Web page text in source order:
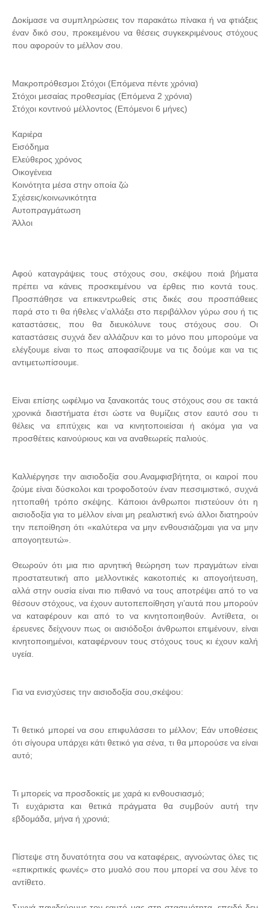
Δοκίμασε να συμπληρώσεις τον παρακάτω πίνακα ή να φτιάξεις
έναν δικό σου, προκειμένου να θέσεις συγκεκριμένους στόχους
που αφορούν το μέλλον σου.
Μακροπρόθεσμοι Στόχοι (Επόμενα πέντε χρόνια)
Στόχοι μεσαίας προθεσμίας (Επόμενα 2 χρόνια)
Στόχοι κοντινού μέλλοντος (Επόμενοι 6 μήνες)
Καριέρα
Εισόδημα
Ελεύθερος χρόνος
Οικογένεια
Κοινότητα μέσα στην οποία ζώ
Σχέσεις/κοινωνικότητα
Αυτοπραγμάτωση
Άλλοι
Αφού καταγράψεις τους στόχους σου, σκέψου ποιά βήματα
πρέπει να κάνεις προσκειμένου να έρθεις πιο κοντά τους.
Προσπάθησε να επικεντρωθείς στις δικές σου προσπάθειες
παρά στο τι θα ήθελες ν’αλλάξει στο περιβάλλον γύρω σου ή τις
καταστάσεις, που θα διευκόλυνε τους στόχους σου. Οι
καταστάσεις συχνά δεν αλλάζουν και το μόνο που μπορούμε να
ελέγξουμε είναι το πως αποφασίζουμε να τις δούμε και να τις
αντιμετωπίσουμε.
Είναι επίσης ωφέλιμο να ξανακοιτάς τους στόχους σου σε τακτά
χρονικά διαστήματα έτσι ώστε να θυμίζεις στον εαυτό σου τι
θέλεις να επιτύχεις και να κινητοποιείσαι ή ακόμα για να
προσθέτεις καινούριους και να αναθεωρείς παλιούς.
Καλλιέργησε την αισιοδοξία σου.Αναμφισβήτητα, οι καιροί που
ζούμε είναι δύσκολοι και τροφοδοτούν έναν πεσσιμιστικό, συχνά
ηττοπαθή τρόπο σκέψης. Κάποιοι άνθρωποι πιστεύουν ότι η
αισιοδοξία για το μέλλον είναι μη ρεαλιστική ενώ άλλοι διατηρούν
την πεποίθηση ότι «καλύτερα να μην ενθουσιάζομαι για να μην
απογοητευτώ».
Θεωρούν ότι μια πιο αρνητική θεώρηση των πραγμάτων είναι
προστατευτική απο μελλοντικές κακοτοπιές κι απογοήτευση,
αλλά στην ουσία είναι πιο πιθανό να τους αποτρέψει από το να
θέσουν στόχους, να έχουν αυτοπεποίθηση γι’αυτά που μπορούν
να καταφέρουν και από το να κινητοποιηθούν. Αντίθετα, οι
έρευενες δείχνουν πως οι αισιόδοξοι άνθρωποι επιμένουν, είναι
κινητοποιημένοι, καταφέρνουν τους στόχους τους κι έχουν καλή
υγεία.
Για να ενισχύσεις την αισιοδοξία σου,σκέψου:
Τι θετικό μπορεί να σου επιφυλάσσει το μέλλον; Εάν υποθέσεις
ότι σίγουρα υπάρχει κάτι θετικό για σένα, τι θα μπορούσε να είναι
αυτό;
Τι μπορείς να προσδοκείς με χαρά κι ενθουσιασμό;
Τι ευχάριστα και θετικά πράγματα θα συμβούν αυτή την
εβδομάδα, μήνα ή χρονιά;
Πίστεψε στη δυνατότητα σου να καταφέρεις, αγνοώντας όλες τις
«επικριτικές φωνές» στο μυαλό σου που μπορεί να σου λένε το
αντίθετο.